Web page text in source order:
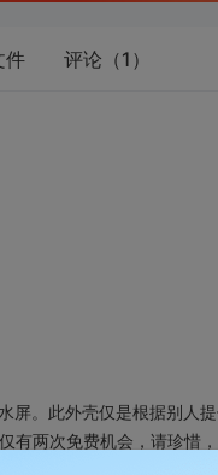
件 评论（1）
屏。此外壳仅是根据别人
有两次免费机会，请珍惜
样之前审审图，如发现问